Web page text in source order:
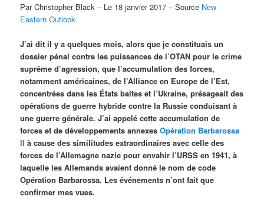
Par Christopher Black – Le 18 janvier 2017 – Source New
Eastern Outlook
J’ai dit il y a quelques mois, alors que je constituais un
dossier pénal contre les puissances de l’OTAN pour le crime
suprême d’agression, que l’accumulation des forces,
notamment américaines, de l’Alliance en Europe de l’Est,
concentrées dans les États baltes et l’Ukraine, présageait des
opérations de guerre hybride contre la Russie conduisant à
une guerre générale. J’ai appelé cette accumulation de
forces et de développements annexesOpération Barbarossa
II à cause des similitudes extraordinaires avec celle des
forces de l’Allemagne nazie pour envahir l’URSS en 1941, à
laquelle les Allemands avaient donné le nom de code
Opération Barbarossa. Les événements n’ont fait que
confirmer mes vues.